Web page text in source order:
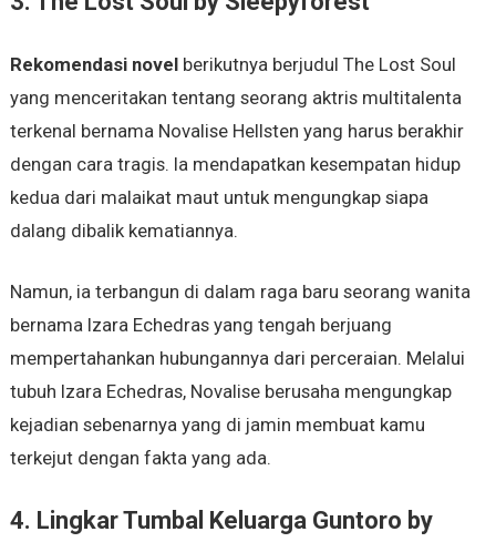
Rekomendasi novel berikutnya berjudul The Lost Soul
yang menceritakan tentang seorang aktris multitalenta
terkenal bernama Novalise Hellsten yang harus berakhir
dengan cara tragis. Ia mendapatkan kesempatan hidup
kedua dari malaikat maut untuk mengungkap siapa
dalang dibalik kematiannya.
Namun, ia terbangun di dalam raga baru seorang wanita
bernama Izara Echedras yang tengah berjuang
mempertahankan hubungannya dari perceraian. Melalui
tubuh Izara Echedras, Novalise berusaha mengungkap
kejadian sebenarnya yang di jamin membuat kamu
terkejut dengan fakta yang ada.
4. Lingkar Tumbal Keluarga Guntoro by